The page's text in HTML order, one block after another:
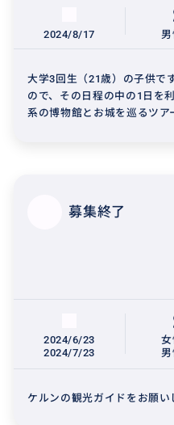
2024/8/17 男
大学3回生（21歳）の子供で
ので、その日程の中の1日を
系の博物館とお城を巡るツア
募集終了
2024/6/23
2024/7/23
女
ケルンの観光ガイドをお願い